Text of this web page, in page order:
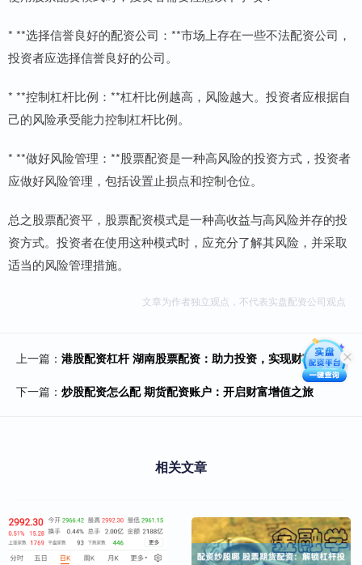
* **选择信誉良好的配资公司：**市场上存在一些不法配资公司，
投资者应选择信誉良好的公司。
* **控制杠杆比例：**杠杆比例越高，风险越大。投资者应根据自
己的风险承受能力控制杠杆比例。
* **做好风险管理：**股票配资是一种高风险的投资方式，投资者
应做好风险管理，包括设置止损点和控制仓位。
总之股票配资平，股票配资模式是一种高收益与高风险并存的投
资方式。投资者在使用这种模式时，应充分了解其风险，并采取
适当的风险管理措施。
文章为作者独立观点，不代表实盘配资公司观点
上一篇： 港股配资杠杆 湖南股票配资：助力投资，实现财富梦想
下一篇： 炒股配资怎么配 期货配资账户：开启财富增值之旅
相关文章